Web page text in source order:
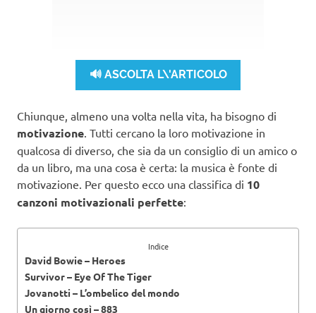
🔊 ASCOLTA L\'ARTICOLO
Chiunque, almeno una volta nella vita, ha bisogno di
motivazione . Tutti cercano la loro motivazione in
qualcosa di diverso, che sia da un consiglio di un amico o
da un libro, ma una cosa è certa: la musica è fonte di
motivazione. Per questo ecco una classifica di 10
canzoni motivazionali perfette:
Indice
David Bowie – Heroes
Survivor – Eye Of The Tiger
Jovanotti – L’ombelico del mondo
Un giorno così – 883